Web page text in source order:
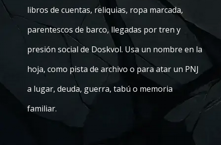
libros de cuentas, reliquias, ropa marcada,
parentescos de barco, llegadas por tren y
presión social de Doskvol. Usa un nombre en la
hoja, como pista de archivo o para atar un PNJ
a lugar, deuda, guerra, tabú o memoria
familiar.